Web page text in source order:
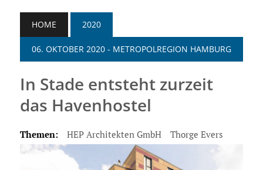
HOME 2020
06. OKTOBER 2020 - METROPOLREGION HAMBURG
In Stade entsteht zurzeit
das Havenhostel
Themen: HEP Architekten GmbH Thorge Evers